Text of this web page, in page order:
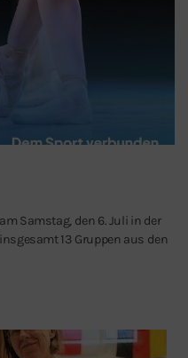
Samstag, den 6. Juli in der
13 Gruppen aus den